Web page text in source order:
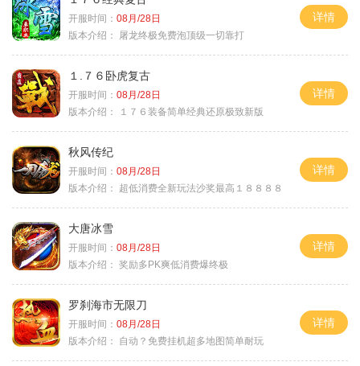
开服时间： 08月/28日
版本介绍：
屠龙终极免费泡顶级一切靠打
详情
１.７６卧虎复古
开服时间： 08月/28日
版本介绍：
１７６装备简单经典还原极致新版
详情
秋风传纪
开服时间： 08月/28日
版本介绍：
超低消费全新玩法沙奖最高１８８８８
详情
大唐冰雪
开服时间： 08月/28日
版本介绍： 奖励多PK爽低消费爆终极
详情
罗刹海市无限刀
开服时间： 08月/28日
版本介绍：
自动？免费挂机超多地图简单耐玩
详情